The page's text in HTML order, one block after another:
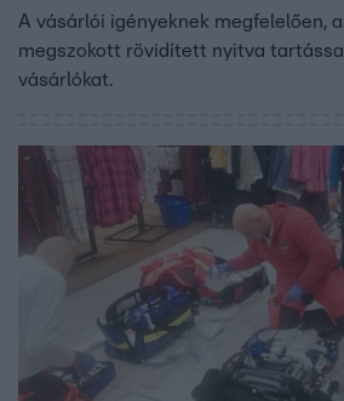
A vásárlói igényeknek megfelelően,
megszokott rövidített nyitva
vásárlókat.